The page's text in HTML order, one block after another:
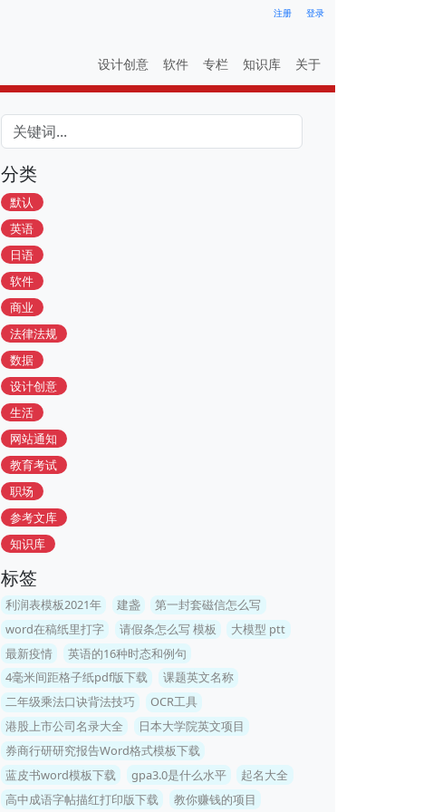
注册 登录
设计创意 软件 专栏 知识库 关于
分类
默认
英语
日语
软件
商业
法律法规
数据
设计创意
生活
网站通知
教育考试
职场
参考文库
知识库
标签
利润表模板2021年 建盏
第一封套磁信怎么写
word在稿纸里打字
请假条怎么写 模板
大模型 ptt
最新疫情
英语的16种时态和例句
4毫米间距格子纸pdf版下载
课题英文名称
二年级乘法口诀背法技巧
OCR工具
港股上市公司名录大全
日本大学院英文项目
券商行研研究报告Word格式模板下载
蓝皮书word模板下载
gpa3.0是什么水平
起名大全
高中成语字帖描红打印版下载
教你赚钱的项目